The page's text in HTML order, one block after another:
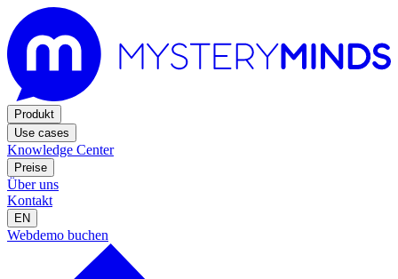
Produkt
Use cases
Knowledge Center
Preise
Über uns
Kontakt
EN
Webdemo buchen